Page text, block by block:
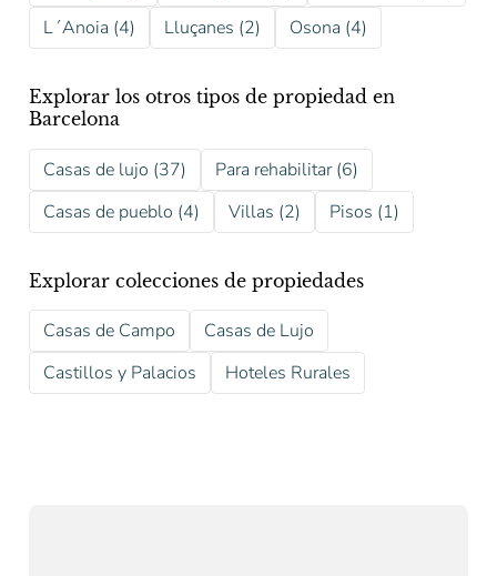
L´Anoia (4)
Lluçanes (2) Osona (4)
Explorar los otros tipos de propiedad en
Barcelona
Casas de lujo (37)
Para rehabilitar (6)
Casas de pueblo (4)
Villas (2) Pisos (1)
Explorar colecciones de propiedades
Casas de Campo
Casas de Lujo
Castillos y Palacios
Hoteles Rurales